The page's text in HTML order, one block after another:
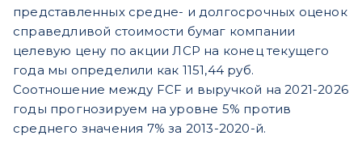
представленных средне- и долгосрочных оценок
справедливой стоимости бумаг компании
целевую цену по акции ЛСР на конец текущего
года мы определили как 1151,44 руб.
Соотношение между FCF и выручкой на 2021-2026
годы прогнозируем на уровне 5% против
среднего значения 7% за 2013-2020-й.